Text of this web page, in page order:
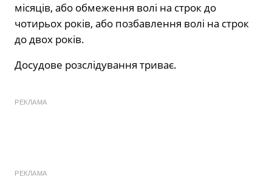
місяців, або обмеження волі на строк до
чотирьох років, або позбавлення волі на строк
до двох років.
Досудове розслідування триває.
РЕКЛАМА
РЕКЛАМА